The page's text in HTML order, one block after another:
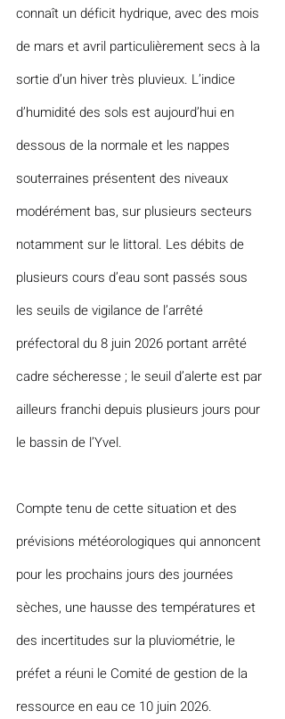
connaît un déficit hydrique, avec des mois
de mars et avril particulièrement secs à la
sortie d’un hiver très pluvieux. L’indice
d’humidité des sols est aujourd’hui en
dessous de la normale et les nappes
souterraines présentent des niveaux
modérément bas, sur plusieurs secteurs
notamment sur le littoral. Les débits de
plusieurs cours d’eau sont passés sous
les seuils de vigilance de l’arrêté
préfectoral du 8 juin 2026 portant arrêté
cadre sécheresse ; le seuil d’alerte est par
ailleurs franchi depuis plusieurs jours pour
le bassin de l’Yvel.
Compte tenu de cette situation et des
prévisions météorologiques qui annoncent
pour les prochains jours des journées
sèches, une hausse des températures et
des incertitudes sur la pluviométrie, le
préfet a réuni le Comité de gestion de la
ressource en eau ce 10 juin 2026.